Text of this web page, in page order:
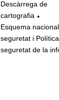
Descàrrega de
cartografia
Esquema
seguretat i
seguretat de la